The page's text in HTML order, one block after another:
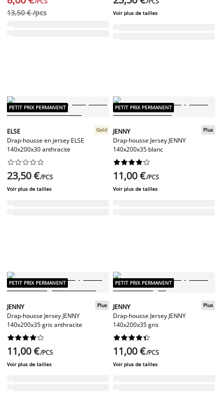
13,50 € /pcs Voir plus de tailles
PETIT PRIX PERMANENT
ELSE
Drap-housse en jersey ELSE
140x200x30 anthracite
Gold






23,50 €/PCS
Voir plus de tailles
PETIT PRIX PERMANENT
JENNY
Drap-housse Jersey JENNY
140x200x35 blanc
Plus






11,00 €/PCS
Voir plus de tailles
PETIT PRIX PERMANENT
JENNY
Drap-housse Jersey JENNY
140x200x35 gris anthracite
Plus






11,00 €/PCS
Voir plus de tailles
PETIT PRIX PERMANENT
JENNY
Drap-housse Jersey JENNY
140x200x35 gris
Plus






11,00 €/PCS
Voir plus de tailles